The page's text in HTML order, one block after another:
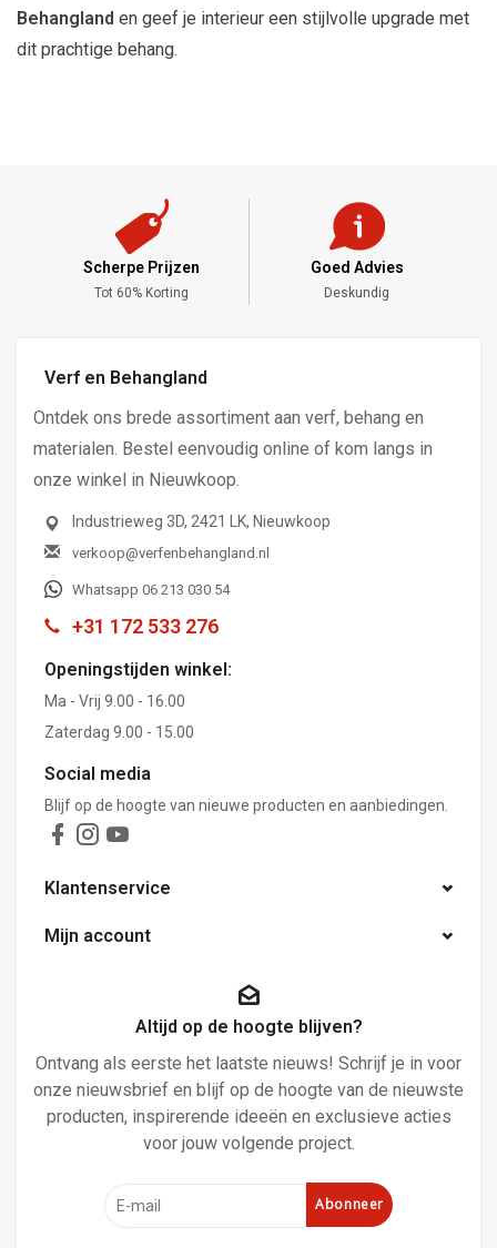
Behangland en geef je interieur een stijlvolle upgrade met
dit prachtige behang.
Scherpe Prijzen
Tot 60% Korting
Goed Advies
Deskundig
Verf en Behangland
Ontdek ons brede assortiment aan verf, behang en
materialen. Bestel eenvoudig online of kom langs in
onze winkel in Nieuwkoop.
Industrieweg 3D, 2421 LK, Nieuwkoop
verkoop@verfenbehangland.nl
Whatsapp 06 213 030 54
+31 172 533 276
Openingstijden winkel:
Ma - Vrij 9.00 - 16.00
Zaterdag 9.00 - 15.00
Social media
Blijf op de hoogte van nieuwe producten en aanbiedingen.
Klantenservice
Mijn account
Altijd op de hoogte blijven?
Ontvang als eerste het laatste nieuws! Schrijf je in voor
onze nieuwsbrief en blijf op de hoogte van de nieuwste
producten, inspirerende ideeën en exclusieve acties
voor jouw volgende project.
Abonneer